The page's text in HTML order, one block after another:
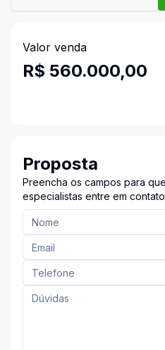
Valor venda
R$ 560.000,00
Proposta
Preencha os campos para
especialistas entre em contato